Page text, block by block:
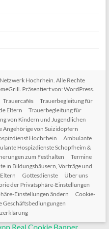
Hochrhein. Alle Rechte
Präsentiert von:WordPress.
Trauercafés
Trauerbegleitung für
Eltern
Trauerbegleitung für
von Kindern und Jugendlichen
von Suizidopfern
Hochrhein
Ambulante
Hospizdienste Schopfheim &
zum Festhalten
Termine
in Bildungshäusern, Vorträge und
Gottesdienste
Über uns
der Privatsphäre-Einstellungen
Einstellungen ändern
Cookie-
Geschäftsbediungungen
Real Cookie Banner